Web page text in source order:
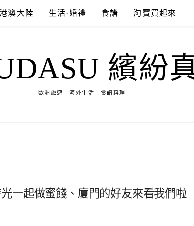
港澳大陸 生活·婚禮 食譜 淘寶買起來
繽紛
歐洲旅遊｜海外生活｜食譜料理
一起做蜜餞、廈門的好友來看我們啦